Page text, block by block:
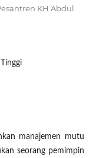
KH Abdul
manajemen mutu
seorang pemimpin